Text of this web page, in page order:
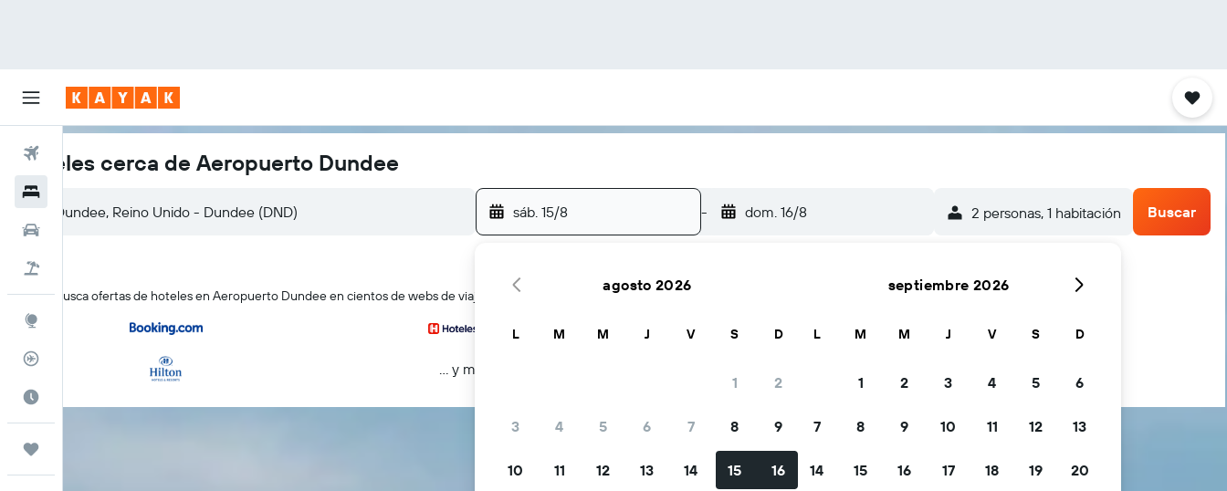
Vuelos
Hoteles cerca de Aeropuerto Dundee
sáb. 15/8 - dom. 16/8 2 personas, 1 habitación Buscar
KAYAK busca ofertas de hoteles en Aeropuerto Dundee en cientos de webs de viajes a la vez
… y más
agosto 2026
L M M J V S D
1 2
3 4 5 6 7 8 9
10 11 12 13 14 15 16
septiembre 2026
L M M J V S D
1 2 3 4 5 6
7 8 9 10 11 12 13
14 15 16 17 18 19 20